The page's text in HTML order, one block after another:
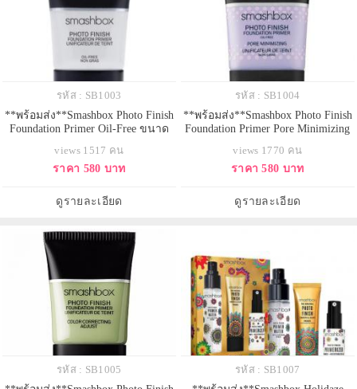
รหัส : SB1003
**พร้อมส่ง**Smashbox Photo Finish
Foundation Primer Oil-Free ขนาด
สภาพผิว ช่วยลดจุดบกพร่อง เติมเต็ม
ร่องริ้วรอย และช่วยอำพรางรูขุมขน
เรียบตลอดทั้งวันไม่เปลี่ยนสี สูตร
oil-free แต่สามารถคงค
views 1517 คน
ราคา 580 บาท
ดูรายละเอียด
รหัส : SB1004
**พร้อมส่ง**Smashbox Photo Finish
Foundation Primer Pore Minimizing
สูตรช่วยปกปิดรูขุมขนและริ้วรอย
ร่องลึกให้ดูตื่นขึ้น พร้อมมอบผลลัพธ์
ควบคุมความมันได้ถึง 8 ชั่วโมง สูตร
กันน้ำกันเหงื่อ ปราศจากสาร
views 1770 คน
ราคา 580 บาท
ดูรายละเอียด
รหัส : SB1005
รหัส : SB1007